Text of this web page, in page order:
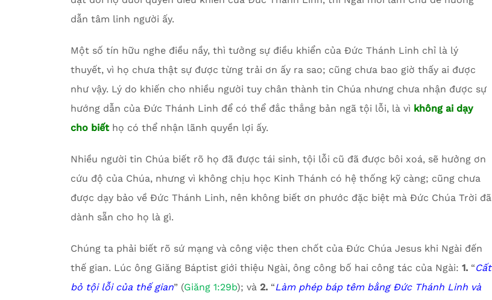
dẫn tâm linh người ấy.
Một số tín hữu nghe điều nầy, thì tưởng sự điều khiển của Đức Thánh Linh chỉ là lý
thuyết, vì họ chưa thật sự được từng trải ơn ấy ra sao; cũng chưa bao giờ thấy ai được
như vậy. Lý do khiến cho nhiều người tuy chân thành tin Chúa nhưng chưa nhận được sự
hướng dẫn của Đức Thánh Linh để có thể đắc thắng bản ngã tội lỗi, là vì không ai dạy
cho biết họ có thể nhận lãnh quyền lợi ấy.
Nhiều người tin Chúa biết rõ họ đã được tái sinh, tội lỗi cũ đã được bôi xoá, sẽ hưởng ơn
cứu độ của Chúa, nhưng vì không chịu học Kinh Thánh có hệ thống kỹ càng; cũng chưa
được dạy bảo về Đức Thánh Linh, nên không biết ơn phước đặc biệt mà Đức Chúa Trời đã
dành sẵn cho họ là gì.
Chúng ta phải biết rõ sứ mạng và công việc then chốt của Đức Chúa Jesus khi Ngài đến
thế gian. Lúc ông Giăng Báptist giới thiệu Ngài, ông công bố hai công tác của Ngài: 1. “Cất
bỏ tội lỗi của thế gian” (Giăng 1:29b); và 2. “Làm phép báp têm bằng Đức Thánh Linh và